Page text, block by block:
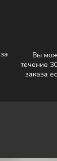
Вы
течение
заказа